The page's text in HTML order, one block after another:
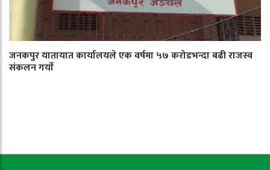
जनकपुर यातायात कार्यालयले एक वर्षमा ५७ करोडभन्दा बढी राजस्व
संकलन गर्याे